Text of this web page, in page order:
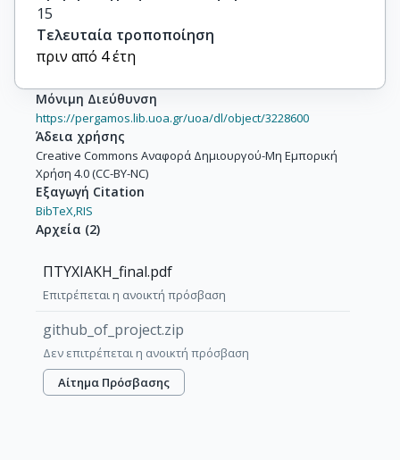
15
Τελευταία τροποποίηση
πριν από 4 έτη
Μόνιμη Διεύθυνση
https://pergamos.lib.uoa.gr/uoa/dl/object/3228600
Άδεια χρήσης
Creative Commons Αναφορά Δημιουργού-Μη Εμπορική
Χρήση 4.0 (CC-BY-NC)
Εξαγωγή Citation
BibTeX,RIS
Αρχεία (2)
ΠΤΥΧΙΑΚΗ_final.pdf
Επιτρέπεται η ανοικτή πρόσβαση
github_of_project.zip
Δεν επιτρέπεται η ανοικτή πρόσβαση
Αίτημα Πρόσβασης